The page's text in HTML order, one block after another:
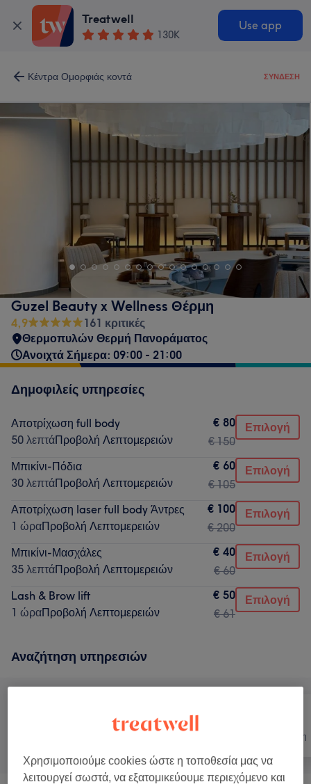
Treatwell
130K
Use app
Κέντρα Ομορφιάς κοντά ΣΎΝΔΕΣΗ
Guzel Beauty x Wellness Θέρμη
4,9
161 κριτικές
Θερμοπυλών Θερμή Πανοράματος
Ανοιχτά Σήμερα: 09:00 - 21:00
Δημοφιλείς υπηρεσίες
Αποτρίχωση full body
50 λεπτάΠροβολή Λεπτομερειών
€ 80
€ 150
Επιλογή
Μπικίνι-Πόδια
30 λεπτάΠροβολή Λεπτομερειών
€ 60
€ 105
Επιλογή
Αποτρίχωση laser full body Άντρες
1 ώραΠροβολή Λεπτομερειών
€ 100
€ 200
Επιλογή
Μπικίνι-Μασχάλες
35 λεπτάΠροβολή Λεπτομερειών
€ 40
€ 60
Επιλογή
Lash & Brow lift
1 ώραΠροβολή Λεπτομερειών
€ 50
€ 61
Επιλογή
Αναζήτηση υπηρεσιών
Αποτρίχωση
Χρησιμοποιούμε cookies ώστε η τοποθεσία μας να
λειτουργεί σωστά, να εξατομικεύουμε περιεχόμενο και